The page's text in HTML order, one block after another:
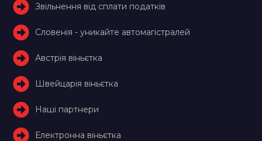
Звільнення від сплати податків
Словенія - уникайте автомагістралей
Австрія віньєтка
Швейцарія віньєтка
Наші партнери
Електронна віньєтка